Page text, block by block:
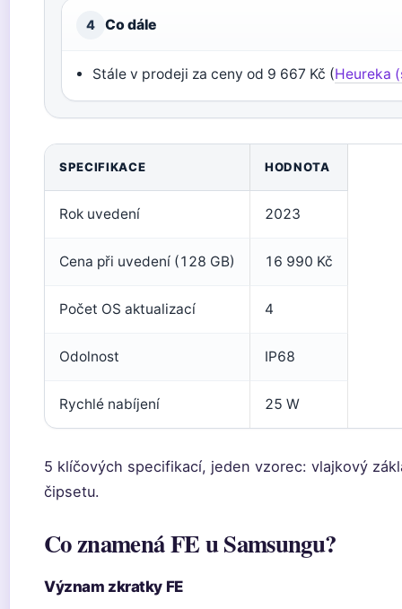
4 Co dále
Stále v prodeji za ceny od 9 667 Kč (Heureka
SPECIFIKACE HODNOTA
Rok uvedení 2023
Cena při uvedení (128 GB) 16 990 Kč
Počet OS aktualizací 4
Odolnost IP68
Rychlé nabíjení 25 W
5 klíčových specifikací, jeden vzorec: vlajkový
čipsetu.
Co znamená FE u Samsungu?
Význam zkratky FE